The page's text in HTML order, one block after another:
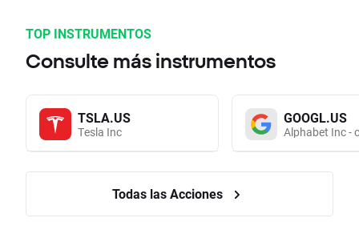
TOP INSTRUMENTOS
Consulte más instrumentos
TSLA.US
Tesla Inc
GOOGL.US
Alphabet Inc -
Todas las Acciones